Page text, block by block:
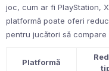
joc, cum ar fi PlayStation,
platformă poate oferi
pentru jucători să
Platformă